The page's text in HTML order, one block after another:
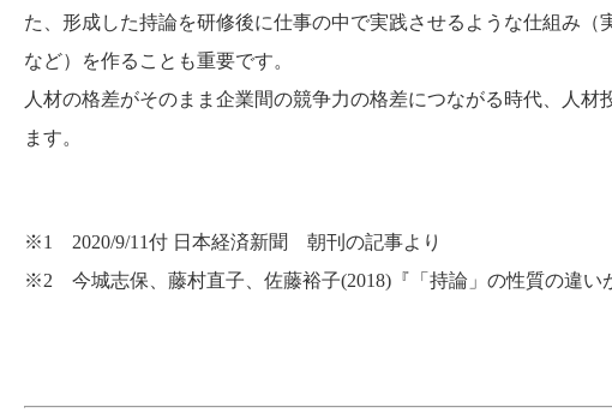
た、形成した持論を研修後に仕事の中で実践させるような仕組み
など）を作ることも重要です。
人材の格差がそのまま企業間の競争力の格差につながる時代、人
ます。
※1 2020/9/11付 日本経済新聞 朝刊の記事より
※2 今城志保、藤村直子、佐藤裕子(2018)『「持論」の性質の違い